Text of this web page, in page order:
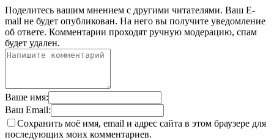
Поделитесь вашим мнением с другими читателями. Ваш E-
mail не будет опубликован. На него вы получите уведомление
об ответе. Комментарии проходят ручную модерацию, спам
будет удален.
Ваше имя:
Ваш Email:
Сохранить моё имя, email и адрес сайта в этом браузере для
последующих моих комментариев.